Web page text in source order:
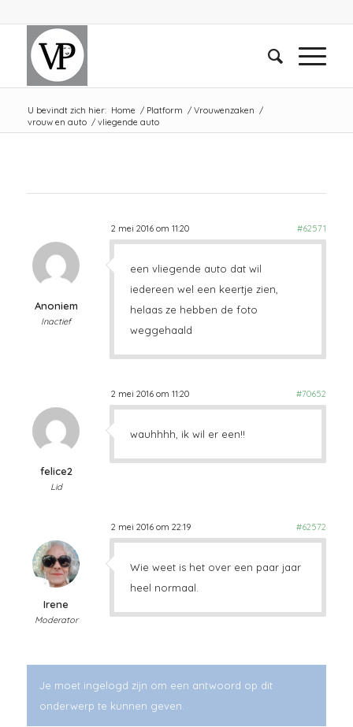
U bevindt zich hier: Home / Platform / Vrouwenzaken /
vrouw en auto / vliegende auto
2 mei 2016 om 11:20 #62571
Anoniem
Inactief
een vliegende auto dat wil
iedereen wel een keertje zien,
helaas ze hebben de foto
weggehaald
2 mei 2016 om 11:20 #70652
felice2
Lid
wauhhhh, ik wil er een!!
2 mei 2016 om 22:19 #62572
Irene
Moderator
Wie weet is het over een paar jaar
heel normaal.
Je moet ingelogd zijn om een antwoord op dit
onderwerp te kunnen geven.